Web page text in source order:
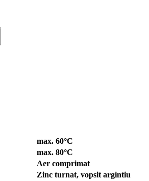
max. 60°C
max. 80°C
Aer comprimat
Zinc turnat, vopsit argintiu